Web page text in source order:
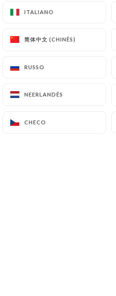
ITALIANO
简体中文 (CHINÊS)
RUSSO
NEERLANDÊS
CHECO
ITALIANO
简体中文 (CHINÊS)
RUSSO
NEERLANDÊS
CHECO